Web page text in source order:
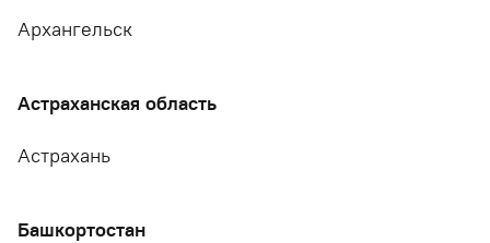
Архангельск
Астраханская область
Астрахань
Башкортостан